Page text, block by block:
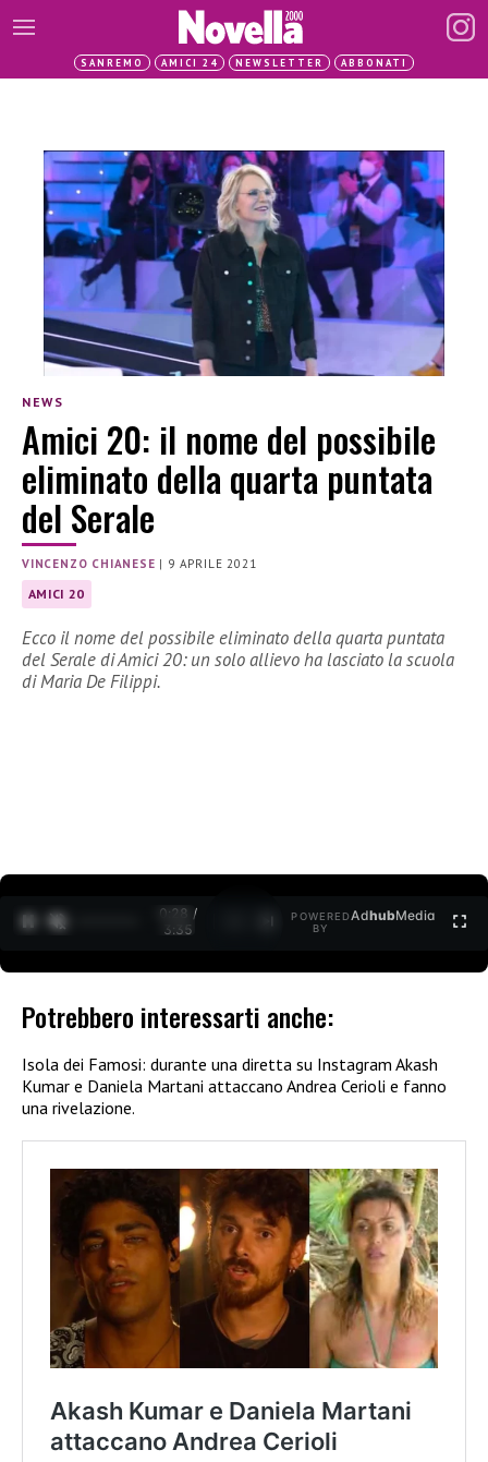
SANREMO AMICI 24 NEWSLETTER ABBONATI
NEWS
Amici 20: il nome del possibile
eliminato della quarta puntata
del Serale
VINCENZO CHIANESE | 9 APRILE 2021
AMICI 20
Ecco il nome del possibile eliminato della quarta puntata
del Serale di Amici 20: un solo allievo ha lasciato la scuola
di Maria De Filippi.
0:28 /
3:35
POWERED
BY
AdhubMedia
Potrebbero interessarti anche:
Isola dei Famosi: durante una diretta su Instagram Akash
Kumar e Daniela Martani attaccano Andrea Cerioli e fanno
una rivelazione.